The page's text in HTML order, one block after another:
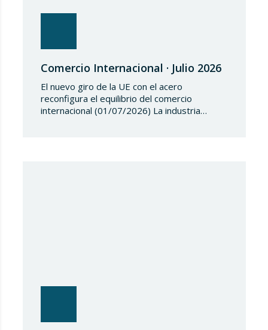
Comercio Internacional · Julio 2026
El nuevo giro de la UE con el acero
reconfigura el equilibrio del comercio
internacional (01/07/2026) La industria